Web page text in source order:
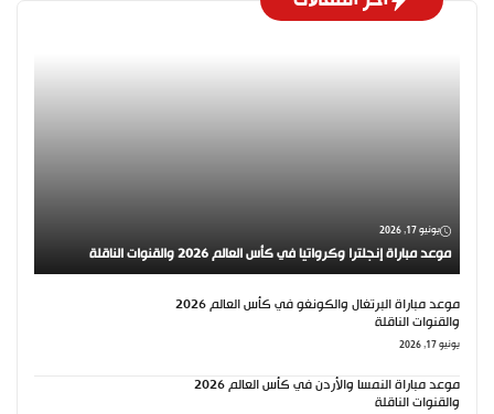
يونيو 17, 2026
موعد مباراة إنجلترا وكرواتيا في كأس العالم 2026 والقنوات الناقلة
موعد مباراة البرتغال والكونغو في كأس العالم 2026
والقنوات الناقلة
يونيو 17, 2026
موعد مباراة النمسا والأردن في كأس العالم 2026
والقنوات الناقلة